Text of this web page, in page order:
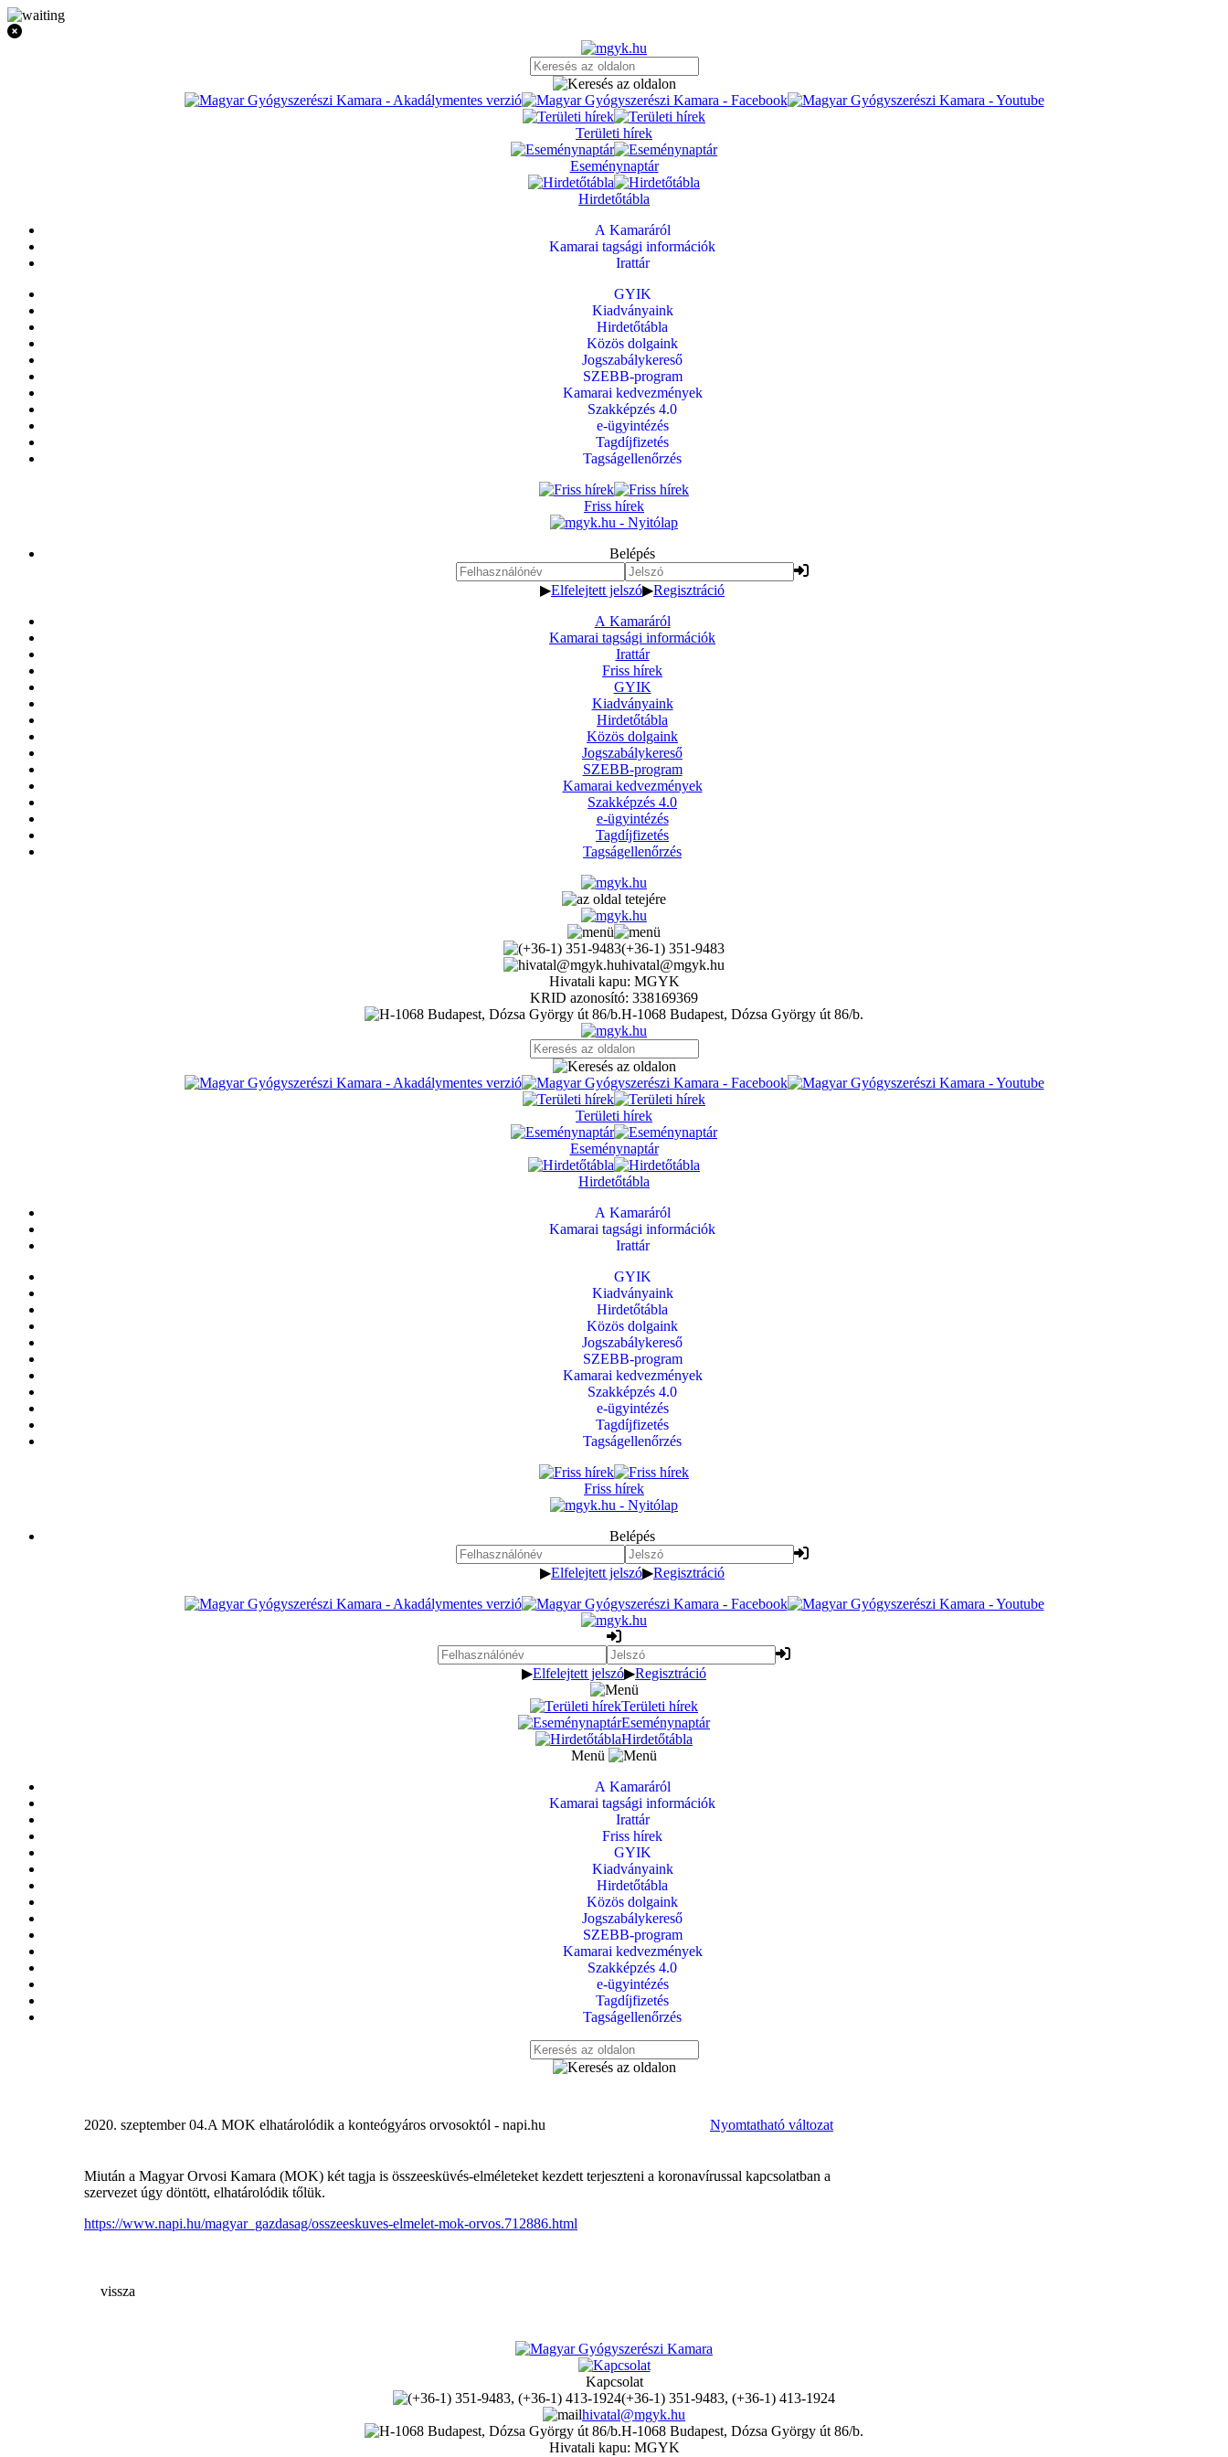
Területi hírek
Eseménynaptár
Hirdetőtábla
A Kamaráról
Kamarai tagsági információk
Irattár
GYIK
Kiadványaink
Hirdetőtábla
Közös dolgaink
Jogszabálykereső
SZEBB-program
Kamarai kedvezmények
Szakképzés 4.0
e-ügyintézés
Tagdíjfizetés
Tagságellenőrzés
Friss hírek
Belépés
▶Elfelejtett jelszó▶Regisztráció
A Kamaráról
Kamarai tagsági információk
Irattár
Friss hírek
GYIK
Kiadványaink
Hirdetőtábla
Közös dolgaink
Jogszabálykereső
SZEBB-program
Kamarai kedvezmények
Szakképzés 4.0
e-ügyintézés
Tagdíjfizetés
Tagságellenőrzés
(+36-1) 351-9483
hivatal@mgyk.hu
Hivatali kapu: MGYK
KRID azonosító: 338169369
H-1068 Budapest, Dózsa György út 86/b.
Területi hírek
Eseménynaptár
Hirdetőtábla
A Kamaráról
Kamarai tagsági információk
Irattár
GYIK
Kiadványaink
Hirdetőtábla
Közös dolgaink
Jogszabálykereső
SZEBB-program
Kamarai kedvezmények
Szakképzés 4.0
e-ügyintézés
Tagdíjfizetés
Tagságellenőrzés
Friss hírek
Belépés
▶Elfelejtett jelszó▶Regisztráció
▶Elfelejtett jelszó▶Regisztráció
Területi hírek
Eseménynaptár
Hirdetőtábla
Menü
A Kamaráról
Kamarai tagsági információk
Irattár
Friss hírek
GYIK
Kiadványaink
Hirdetőtábla
Közös dolgaink
Jogszabálykereső
SZEBB-program
Kamarai kedvezmények
Szakképzés 4.0
e-ügyintézés
Tagdíjfizetés
Tagságellenőrzés
Nyomtatható változat
2020. szeptember 04.A MOK elhatárolódik a konteógyáros orvosoktól - napi.hu
Miután a Magyar Orvosi Kamara (MOK) két tagja is összeesküvés-elméleteket kezdett terjeszteni a koronavírussal kapcsolatban a
szervezet úgy döntött, elhatárolódik tőlük.
https://www.napi.hu/magyar_gazdasag/osszeeskuves-elmelet-mok-orvos.712886.html
vissza
Kapcsolat
(+36-1) 351-9483, (+36-1) 413-1924
hivatal@mgyk.hu
H-1068 Budapest, Dózsa György út 86/b.
Hivatali kapu: MGYK